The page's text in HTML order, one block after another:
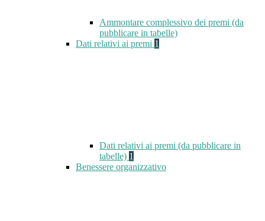
Ammontare complessivo dei premi (da
pubblicare in tabelle)
Dati relativi ai premi 1
Dati relativi ai premi (da pubblicare in
tabelle) 1
Benessere organizzativo